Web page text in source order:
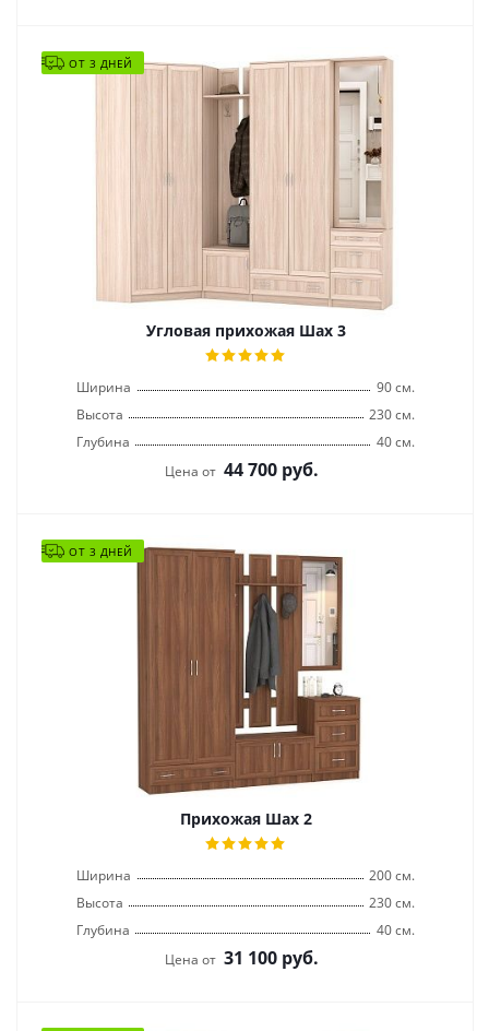
ОТ 3 ДНЕЙ
Угловая прихожая Шах 3
Ширина
90 см.
Высота
230 см.
Глубина
40 см.
Цена от 44 700 руб.
ОТ 3 ДНЕЙ
Прихожая Шах 2
Ширина
200 см.
Высота
230 см.
Глубина
40 см.
Цена от 31 100 руб.